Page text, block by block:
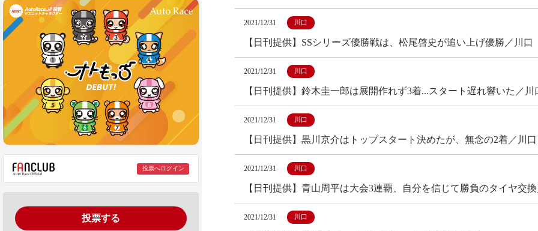
投票へログイン
投票する
2021/12/31 川口
【日刊提供】SSシリーズ優勝戦は、松尾啓史が追い上げ優勝／川口
2021/12/31 川口
【日刊提供】鈴木圭一郎は展開作れず3着...スタート遅れ響いた／川
2021/12/31 川口
【日刊提供】黒川京介はトップスタート決めたが、無念の2着／川口
2021/12/31 川口
【日刊提供】青山周平は大会3連覇、自分を信じて勝負のタイヤ交
2021/12/31 川口